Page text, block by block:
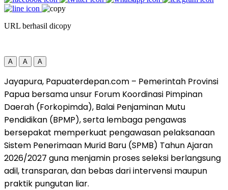
URL berhasil dicopy
A A A
Jayapura, Papuaterdepan.com – Pemerintah Provinsi
Papua bersama unsur Forum Koordinasi Pimpinan
Daerah (Forkopimda), Balai Penjaminan Mutu
Pendidikan (BPMP), serta lembaga pengawas
bersepakat memperkuat pengawasan pelaksanaan
Sistem Penerimaan Murid Baru (SPMB) Tahun Ajaran
2026/2027 guna menjamin proses seleksi berlangsung
adil, transparan, dan bebas dari intervensi maupun
praktik pungutan liar.